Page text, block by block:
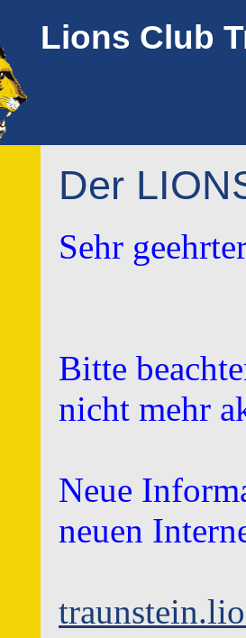
Lions Club
Der
Sehr
Bitte
nicht mehr
Neue
neuen